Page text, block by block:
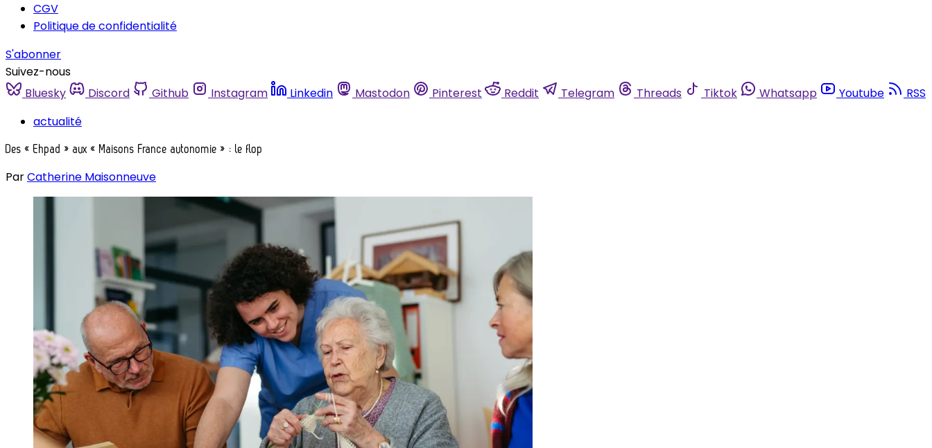
CGV
Politique de confidentialité
S'abonner
Suivez-nous
Bluesky
Discord Github Instagram Linkedin Mastodon Pinterest Reddit Telegram Threads Tiktok Whatsapp Youtube
RSS
actualité
Des « Ehpad » aux « Maisons France autonomie » : le flop
ParCatherine Maisonneuve